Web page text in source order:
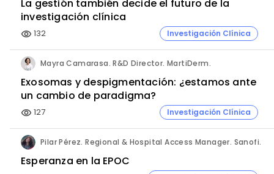
La gestión también decide el futuro de la
investigación clínica
visibility 132 Investigación Clínica
Mayra Camarasa. R&D Director. MartiDerm.
Exosomas y despigmentación: ¿estamos ante
un cambio de paradigma?
visibility 127 Investigación Clínica
Pilar Pérez. Regional & Hospital Access Manager. Sanofi.
Esperanza en la EPOC